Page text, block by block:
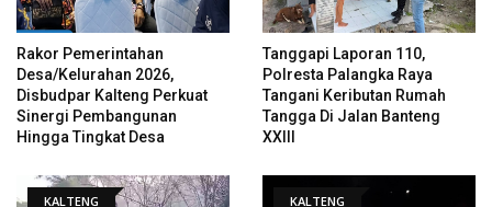
Rakor Pemerintahan
Desa/Kelurahan 2026,
Disbudpar Kalteng Perkuat
Sinergi Pembangunan
Hingga Tingkat Desa
Tanggapi Laporan 110,
Polresta Palangka Raya
Tangani Keributan Rumah
Tangga Di Jalan Banteng
XXIII
KALTENG KALTENG